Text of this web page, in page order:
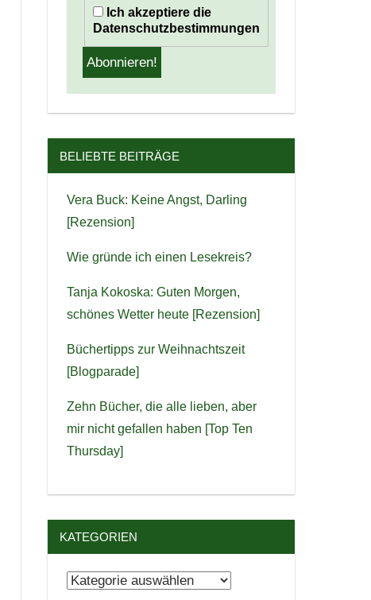
Ich akzeptiere die
Datenschutzbestimmungen
BELIEBTE BEITRÄGE
Vera Buck: Keine Angst, Darling
[Rezension]
Wie gründe ich einen Lesekreis?
Tanja Kokoska: Guten Morgen,
schönes Wetter heute [Rezension]
Büchertipps zur Weihnachtszeit
[Blogparade]
Zehn Bücher, die alle lieben, aber
mir nicht gefallen haben [Top Ten
Thursday]
KATEGORIEN
Kategorien